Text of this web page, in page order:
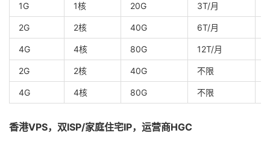
1G 1核 20G 3T/月
2G 2核 40G 6T/月
4G 4核 80G 12T/月
2G 2核 40G 不限
4G 4核 80G 不限
香港VPS，双ISP/家庭住宅IP，运营商HGC